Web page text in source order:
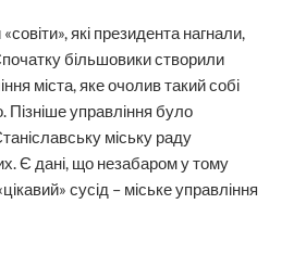
які президента нагнали,
більшовики створили
міста, яке очолив такий собі
управління було
міську раду
Є дані, що незабаром у тому
сусід – міське управління